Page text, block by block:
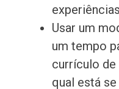
Usar um
um tempo
currículo
qual está